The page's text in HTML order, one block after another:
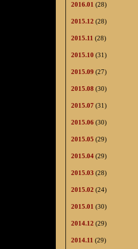
2016.01 (28)
2015.12 (28)
2015.11 (28)
2015.10 (31)
2015.09 (27)
2015.08 (30)
2015.07 (31)
2015.06 (30)
2015.05 (29)
2015.04 (29)
2015.03 (28)
2015.02 (24)
2015.01 (30)
2014.12 (29)
2014.11 (29)